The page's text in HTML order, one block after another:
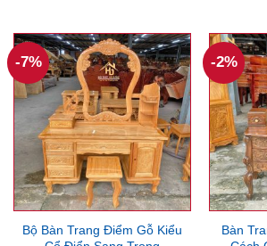
-7%
Bộ Bàn Trang Điểm Gỗ Kiểu
-2%
Bàn